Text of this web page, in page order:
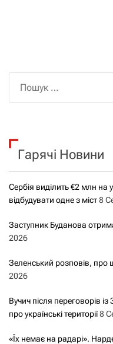
к
Гарячі Новини
Сербія виділить €2 млн на
відбудувати одне з міст8
Заступник Буданова
2026
Зеленський розповів,
2026
Вучич після переговорів
про українські території8
«Їх немає на радарі».